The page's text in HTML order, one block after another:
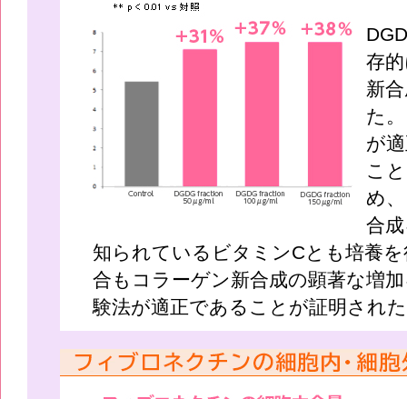
存
新
た
が
こ
め
合
知られているビタミンCとも培養
合もコラーゲン新合成の顕著な増
験法が適正であることが証明され